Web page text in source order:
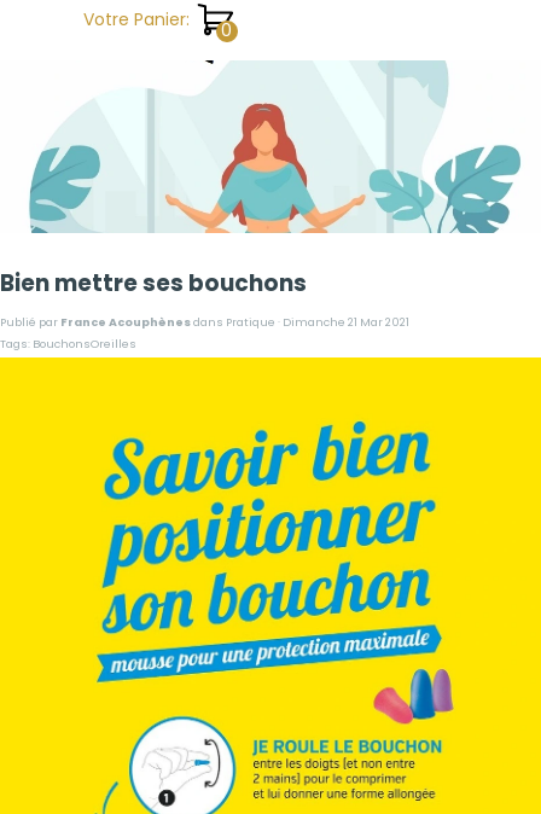
Aller au contenuVotre Panier:
Bien mettre ses bouchons
Publié par France Acouphènesdans Pratique · Dimanche 21 Mar 2021
Tags: BouchonsOreilles